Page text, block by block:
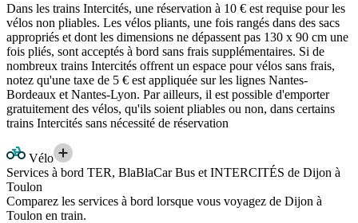
Dans les trains Intercités, une réservation à 10 € est requise pour les
vélos non pliables. Les vélos pliants, une fois rangés dans des sacs
appropriés et dont les dimensions ne dépassent pas 130 x 90 cm une
fois pliés, sont acceptés à bord sans frais supplémentaires. Si de
nombreux trains Intercités offrent un espace pour vélos sans frais,
notez qu'une taxe de 5 € est appliquée sur les lignes Nantes-
Bordeaux et Nantes-Lyon. Par ailleurs, il est possible d'emporter
gratuitement des vélos, qu'ils soient pliables ou non, dans certains
trains Intercités sans nécessité de réservation
Vélo
Services à bord TER, BlaBlaCar Bus et INTERCITÉS de Dijon à
Toulon
Comparez les services à bord lorsque vous voyagez de Dijon à
Toulon en train.